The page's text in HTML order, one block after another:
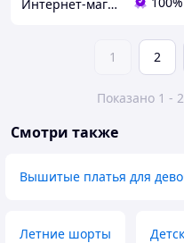
Интернет-магазин "Помаранчик"
1 2
Показано 1 -
Смотри также
Вышитые платья для
Летние шорты